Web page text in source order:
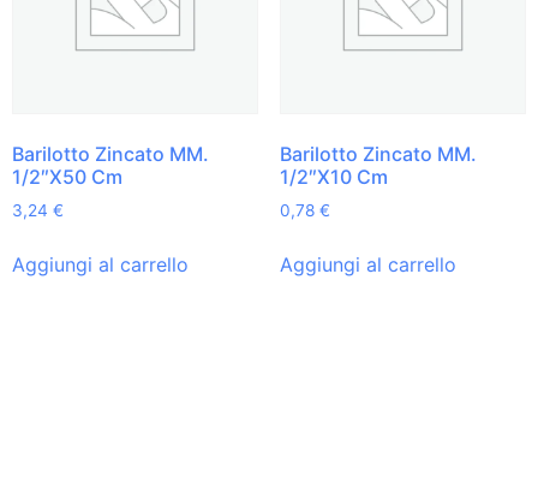
Barilotto Zincato MM.
1/2″X50 Cm
3,24 €
Aggiungi al carrello
Barilotto Zincato MM.
1/2″X10 Cm
0,78 €
Aggiungi al carrello